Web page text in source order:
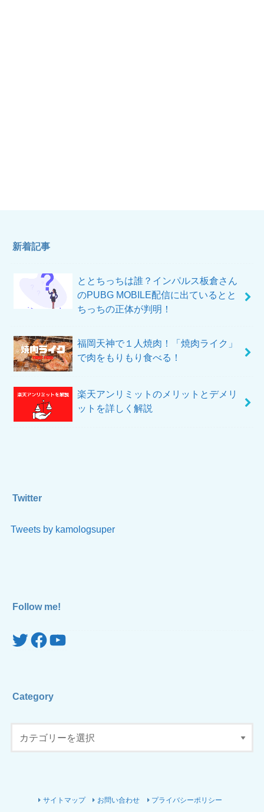
新着記事
ととちっちは誰？インパルス板倉さん
のPUBG MOBILE配信に出ているとと
ちっちの正体が判明！
福岡天神で１人焼肉！「焼肉ライク」
で肉をもりもり食べる！
楽天アンリミットのメリットとデメリ
ットを詳しく解説
Twitter
Tweets by kamologsuper
Follow me!
TwitterFacebook
YouTube
Category
サイトマップ お問い合わせ プライバシーポリシー